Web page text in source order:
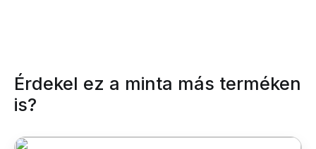
Érdekel ez a minta más terméken
is?